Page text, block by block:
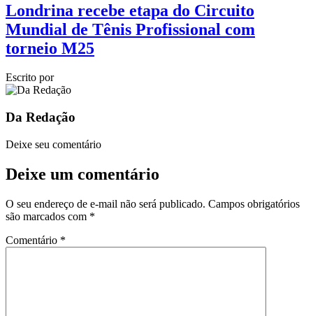
Londrina recebe etapa do Circuito
Mundial de Tênis Profissional com
torneio M25
Escrito por
Da Redação
Deixe seu comentário
Deixe um comentário
O seu endereço de e-mail não será publicado. Campos obrigatórios
são marcados com *
Comentário *